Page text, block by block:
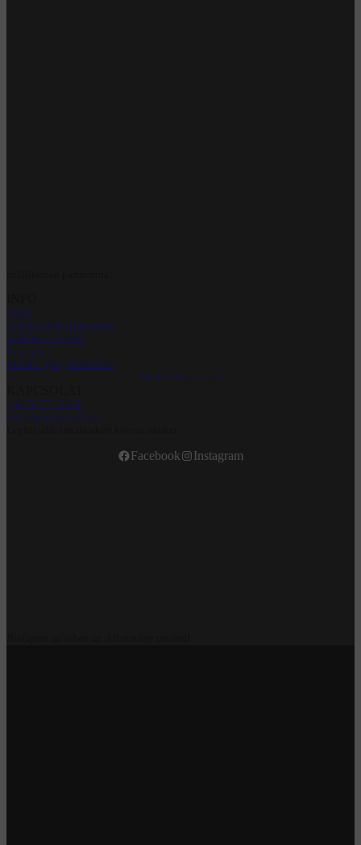
ÁSZF
Adatkezelési tájékoztató
Szállítás és fizetés
Kapcsolat
Elállási igény beküldése
Sütik testreszabása
+36 70 771 6651
info@gyuruneked.hu
Facebook Instagram